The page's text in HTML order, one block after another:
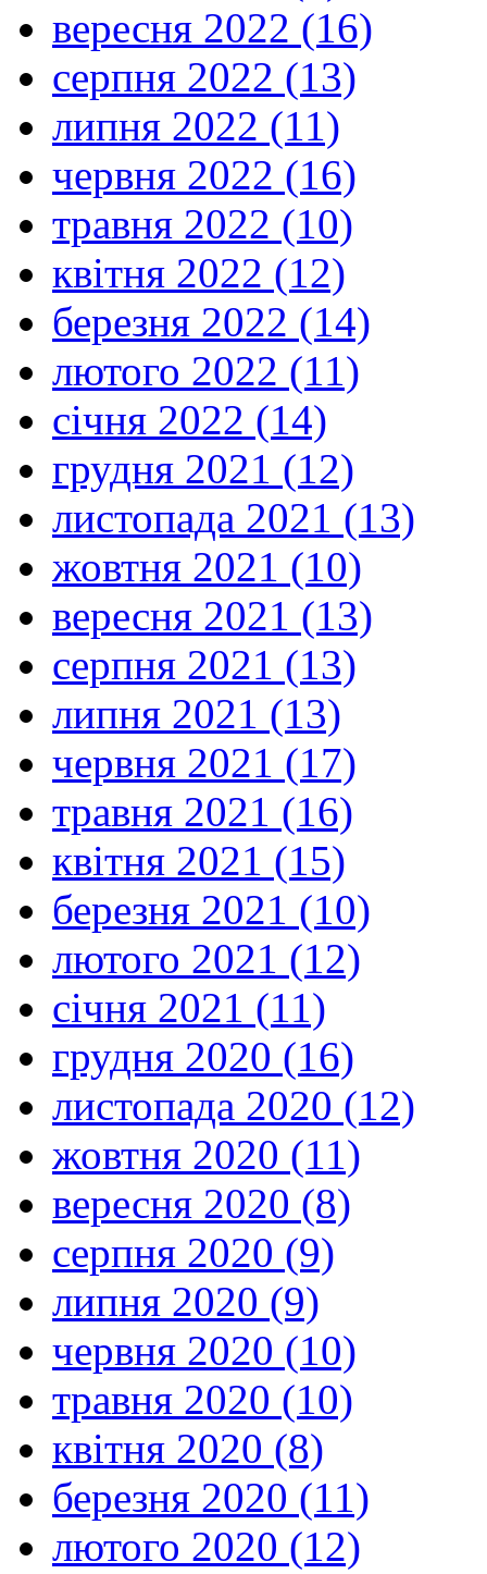
вересня 2022 (16)
серпня 2022 (13)
липня 2022 (11)
червня 2022 (16)
травня 2022 (10)
квітня 2022 (12)
березня 2022 (14)
лютого 2022 (11)
січня 2022 (14)
грудня 2021 (12)
листопада 2021 (13)
жовтня 2021 (10)
вересня 2021 (13)
серпня 2021 (13)
липня 2021 (13)
червня 2021 (17)
травня 2021 (16)
квітня 2021 (15)
березня 2021 (10)
лютого 2021 (12)
січня 2021 (11)
грудня 2020 (16)
листопада 2020 (12)
жовтня 2020 (11)
вересня 2020 (8)
серпня 2020 (9)
липня 2020 (9)
червня 2020 (10)
травня 2020 (10)
квітня 2020 (8)
березня 2020 (11)
лютого 2020 (12)